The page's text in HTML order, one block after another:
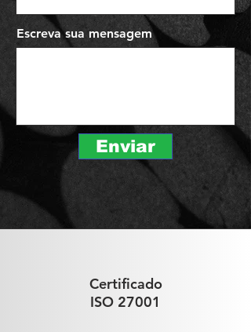
Escreva sua mensagem
Enviar
Certificado
ISO 27001